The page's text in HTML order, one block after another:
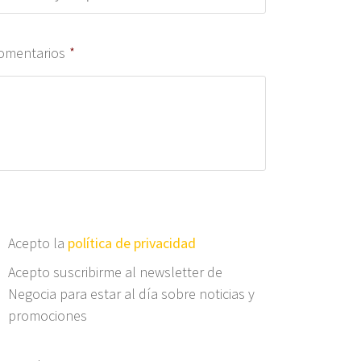
*
Acepto la política de privacidad
Acepto suscribirme al newsletter de
Negocia para estar al día sobre noticias y
promociones